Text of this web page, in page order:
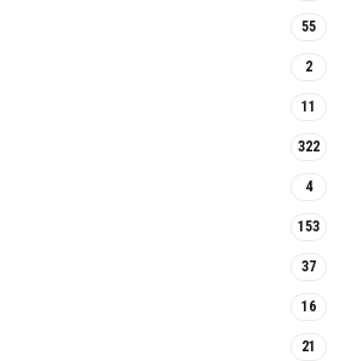
55
2
11
322
4
153
37
16
21